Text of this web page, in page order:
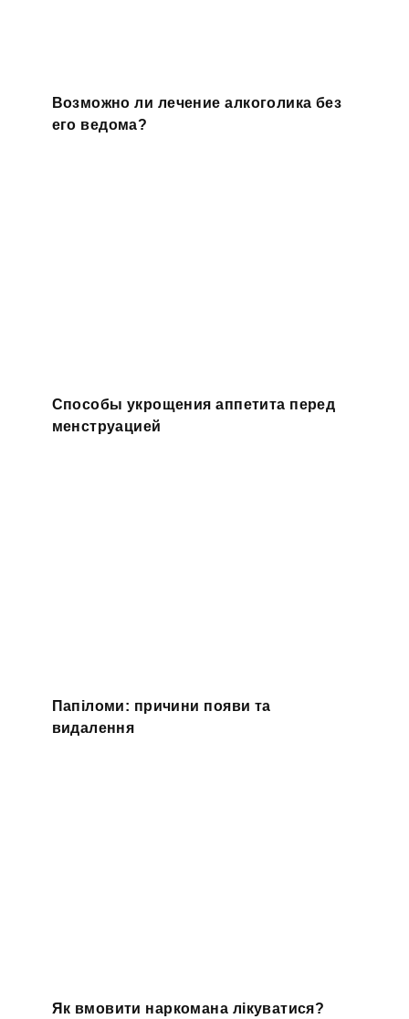
Возможно ли лечение алкоголика без
его ведома?
Способы укрощения аппетита перед
менструацией
Папіломи: причини появи та
видалення
Як вмовити наркомана лікуватися?